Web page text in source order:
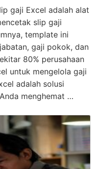
gaji Excel adalah alat
slip gaji
template ini
gaji pokok, dan
80% perusahaan
untuk mengelola gaji
adalah solusi
menghemat …